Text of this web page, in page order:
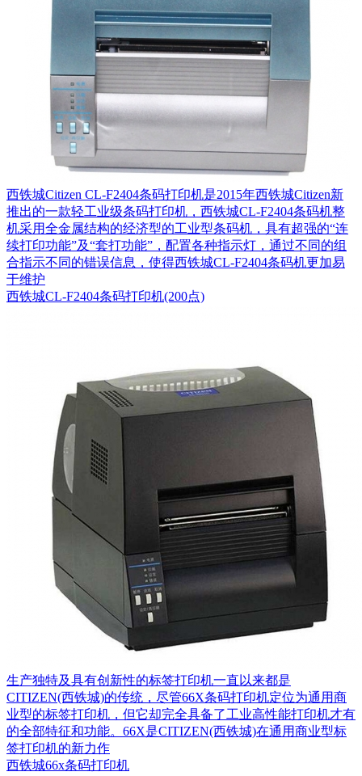
西铁城Citizen CL-F2404条码打印机是2015年西铁城Citizen新
推出的一款轻工业级条码打印机，西铁城CL-F2404条码机整
机采用全金属结构的经济型的工业型条码机，具有超强的“连
续打印功能”及“套打功能”，配置各种指示灯，通过不同的组
合指示不同的错误信息，使得西铁城CL-F2404条码机更加易
于维护
西铁城CL-F2404条码打印机(200点)
生产独特及具有创新性的标签打印机一直以来都是
CITIZEN(西铁城)的传统，尽管66X条码打印机定位为通用商
业型的标签打印机，但它却完全具备了工业高性能打印机才有
的全部特征和功能。66X是CITIZEN(西铁城)在通用商业型标
签打印机的新力作
西铁城66x条码打印机